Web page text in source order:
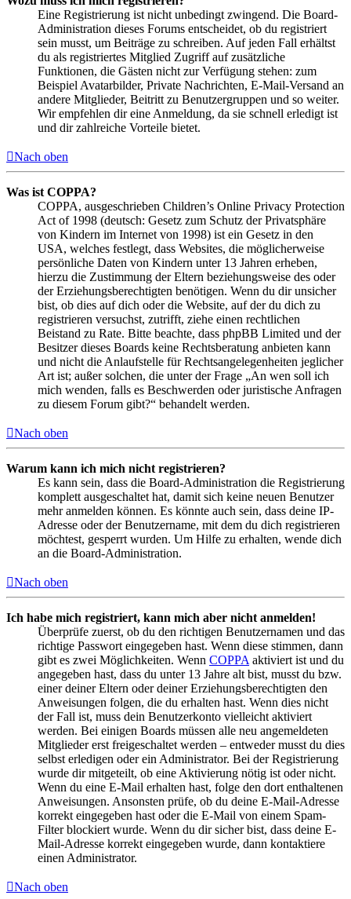
Eine Registrierung ist nicht unbedingt zwingend. Die Board-
Administration dieses Forums entscheidet, ob du registriert
sein musst, um Beiträge zu schreiben. Auf jeden Fall erhältst
du als registriertes Mitglied Zugriff auf zusätzliche
Funktionen, die Gästen nicht zur Verfügung stehen: zum
Beispiel Avatarbilder, Private Nachrichten, E-Mail-Versand an
andere Mitglieder, Beitritt zu Benutzergruppen und so weiter.
Wir empfehlen dir eine Anmeldung, da sie schnell erledigt ist
und dir zahlreiche Vorteile bietet.
Nach oben
Was ist COPPA?
COPPA, ausgeschrieben Children’s Online Privacy Protection
Act of 1998 (deutsch: Gesetz zum Schutz der Privatsphäre
von Kindern im Internet von 1998) ist ein Gesetz in den
USA, welches festlegt, dass Websites, die möglicherweise
persönliche Daten von Kindern unter 13 Jahren erheben,
hierzu die Zustimmung der Eltern beziehungsweise des oder
der Erziehungsberechtigten benötigen. Wenn du dir unsicher
bist, ob dies auf dich oder die Website, auf der du dich zu
registrieren versuchst, zutrifft, ziehe einen rechtlichen
Beistand zu Rate. Bitte beachte, dass phpBB Limited und der
Besitzer dieses Boards keine Rechtsberatung anbieten kann
und nicht die Anlaufstelle für Rechtsangelegenheiten jeglicher
Art ist; außer solchen, die unter der Frage „An wen soll ich
mich wenden, falls es Beschwerden oder juristische Anfragen
zu diesem Forum gibt?“ behandelt werden.
Nach oben
Warum kann ich mich nicht registrieren?
Es kann sein, dass die Board-Administration die Registrierung
komplett ausgeschaltet hat, damit sich keine neuen Benutzer
mehr anmelden können. Es könnte auch sein, dass deine IP-
Adresse oder der Benutzername, mit dem du dich registrieren
möchtest, gesperrt wurden. Um Hilfe zu erhalten, wende dich
an die Board-Administration.
Nach oben
Ich habe mich registriert, kann mich aber nicht anmelden!
Überprüfe zuerst, ob du den richtigen Benutzernamen und das
richtige Passwort eingegeben hast. Wenn diese stimmen, dann
gibt es zwei Möglichkeiten. Wenn COPPA aktiviert ist und du
angegeben hast, dass du unter 13 Jahre alt bist, musst du bzw.
einer deiner Eltern oder deiner Erziehungsberechtigten den
Anweisungen folgen, die du erhalten hast. Wenn dies nicht
der Fall ist, muss dein Benutzerkonto vielleicht aktiviert
werden. Bei einigen Boards müssen alle neu angemeldeten
Mitglieder erst freigeschaltet werden – entweder musst du dies
selbst erledigen oder ein Administrator. Bei der Registrierung
wurde dir mitgeteilt, ob eine Aktivierung nötig ist oder nicht.
Wenn du eine E-Mail erhalten hast, folge den dort enthaltenen
Anweisungen. Ansonsten prüfe, ob du deine E-Mail-Adresse
korrekt eingegeben hast oder die E-Mail von einem Spam-
Filter blockiert wurde. Wenn du dir sicher bist, dass deine E-
Mail-Adresse korrekt eingegeben wurde, dann kontaktiere
einen Administrator.
Nach oben